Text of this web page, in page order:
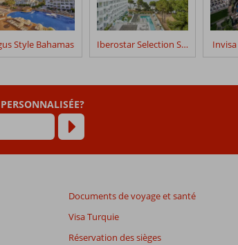
Style Bahamas Iberostar Selection Santa Eulalia
Documents de voyage et santé
Visa Turquie
Réservation des sièges